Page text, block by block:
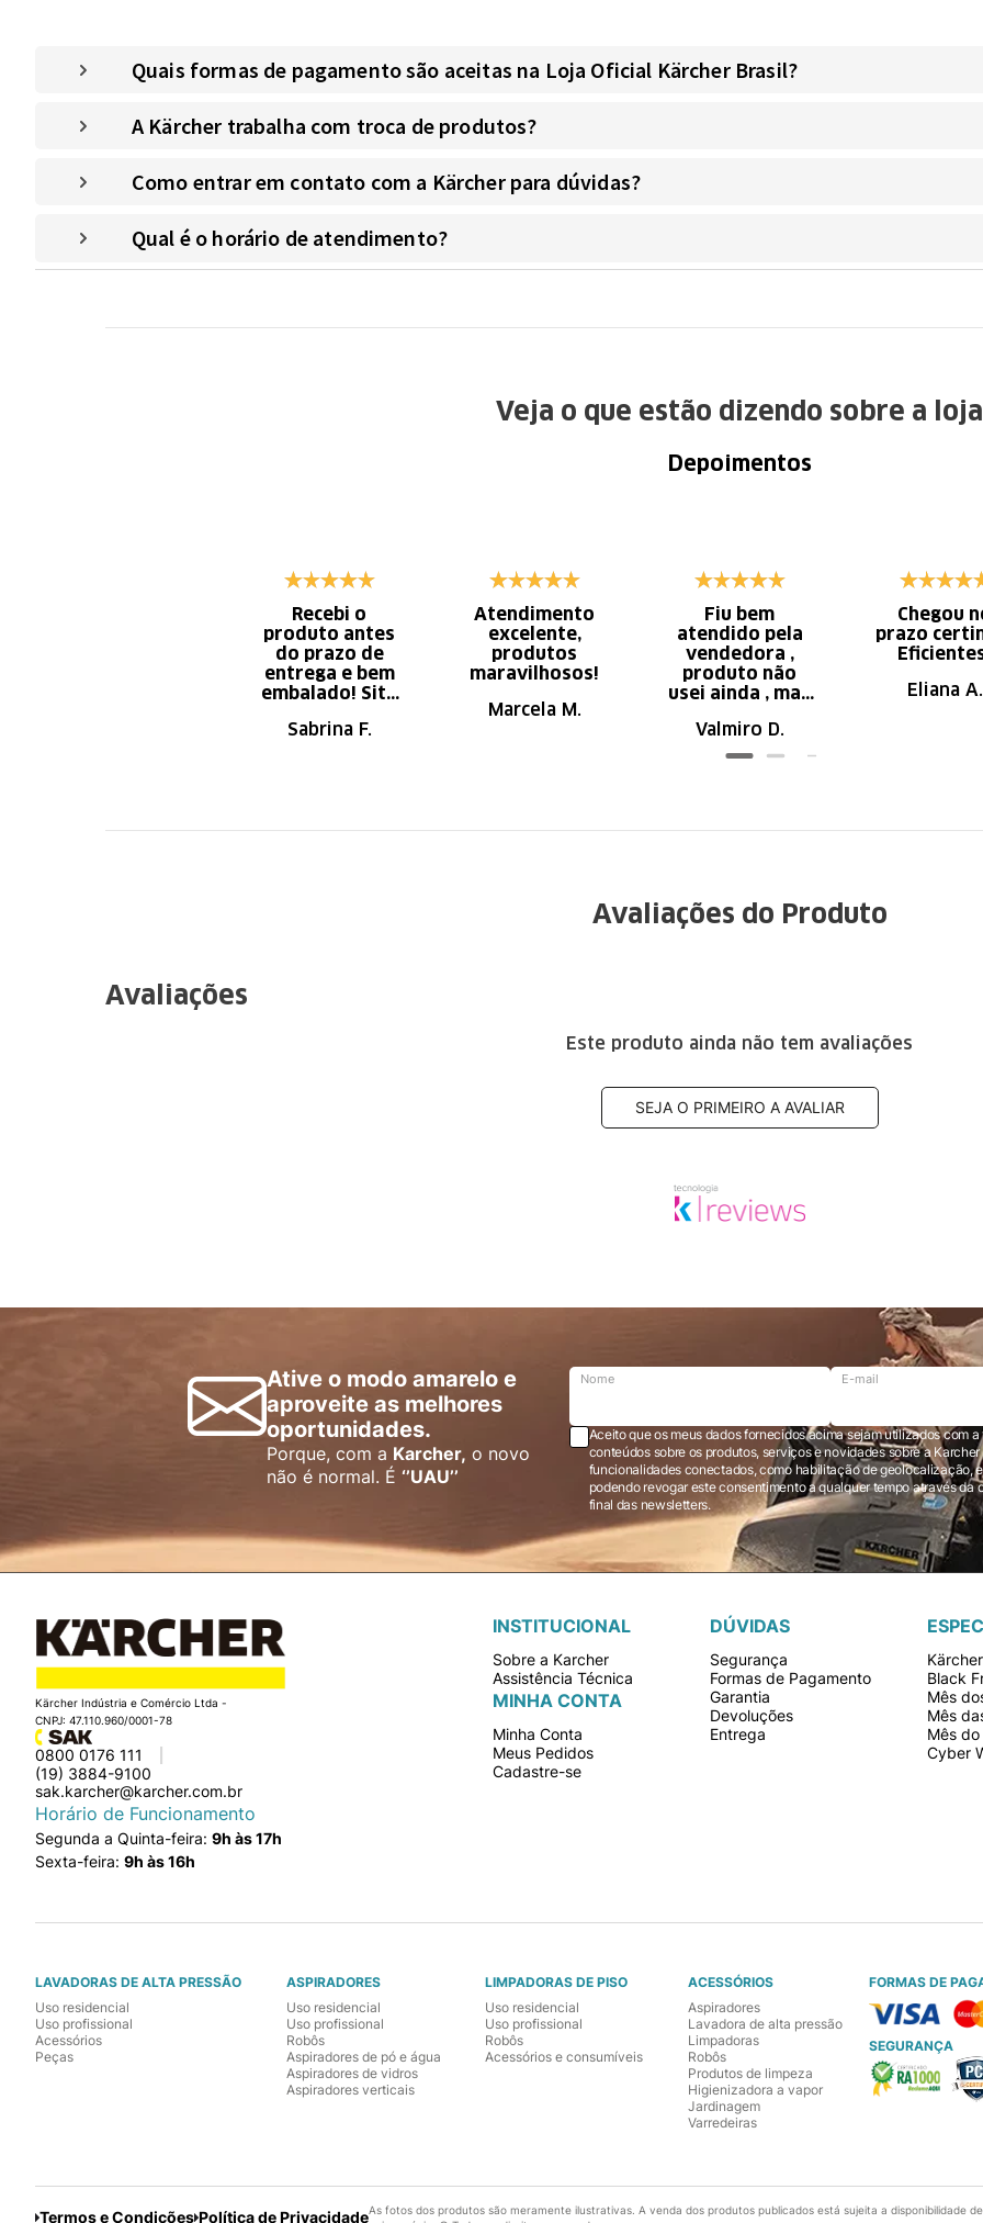
Quais formas de pagamento são aceitas na Loja Oficial Kärcher Brasil?
A Kärcher trabalha com troca de produtos?
Como entrar em contato com a Kärcher para dúvidas?
Qual é o horário de atendimento?
Veja o que estão dizendo sobre a loja
Depoimentos
Recebi o
produto antes
do prazo de
entrega e bem
embalado! Site
navegação.
Sabrina F.
Atendimento
excelente,
produtos
maravilhosos!
Marcela M.
Fiu bem
atendido pela
vendedora ,
produto não
usei ainda , mas
ótima qualidade
Valmiro D.
Chegou
prazo
Eliana A.
Avaliações do Produto
Avaliações
Este produto ainda não tem avaliações
SEJA O PRIMEIRO A AVALIAR
Ative o modo amarelo e
aproveite as melhores
oportunidades.
Porque, com a Karcher, o novo
não é normal. É ‘’UAU’’
Nome E-mail
Aceito que os meus dados fornecidos acima sejam utilizados com
conteúdos sobre os produtos, serviços e novidades sobre a Karcher Brasil via e-mail marketing e registro de
funcionalidades conectados, como habilitação de geolocalização,
podendo revogar este consentimento a qualquer tempo através da opção “cancelar inscrição” localizada ao
final das newsletters.
Kärcher Indústria e Comércio Ltda -
CNPJ: 47.110.960/0001-78
0800 0176 111
(19) 3884-9100
sak.karcher@karcher.com.br
Horário de Funcionamento
Segunda a Quinta-feira: 9h às 17h
Sexta-feira: 9h às 16h
INSTITUCIONAL
Sobre a Karcher
Assistência Técnica
MINHA CONTA
Minha Conta
Meus Pedidos
Cadastre-se
DÚVIDAS
Segurança
Formas de Pagamento
Garantia
Devoluções
Entrega
Black
Mês
Mês
Mês
Cyber
LAVADORAS DE ALTA PRESSÃO
Uso residencial
Uso profissional
Acessórios
Peças
ASPIRADORES
Uso residencial
Uso profissional
Robôs
Aspiradores de pó e água
Aspiradores de vidros
Aspiradores verticais
LIMPADORAS DE PISO
Uso residencial
Uso profissional
Robôs
Acessórios e consumíveis
ACESSÓRIOS
Aspiradores
Lavadora de alta pressão
Limpadoras
Robôs
Produtos de limpeza
Higienizadora a vapor
Jardinagem
Varredeiras
FORMAS DE
SEGURANÇA
Termos e Condições Política de PrivacidadeAs fotos dos produtos são meramente ilustrativas. A venda dos produtos publicados está sujeita a disponibilidade